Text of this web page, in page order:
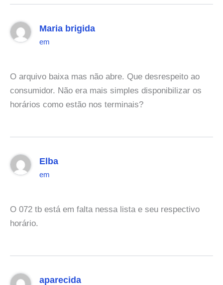
Maria brigida
em
O arquivo baixa mas não abre. Que desrespeito ao
consumidor. Não era mais simples disponibilizar os
horários como estão nos terminais?
Elba
em
O 072 tb está em falta nessa lista e seu respectivo
horário.
aparecida